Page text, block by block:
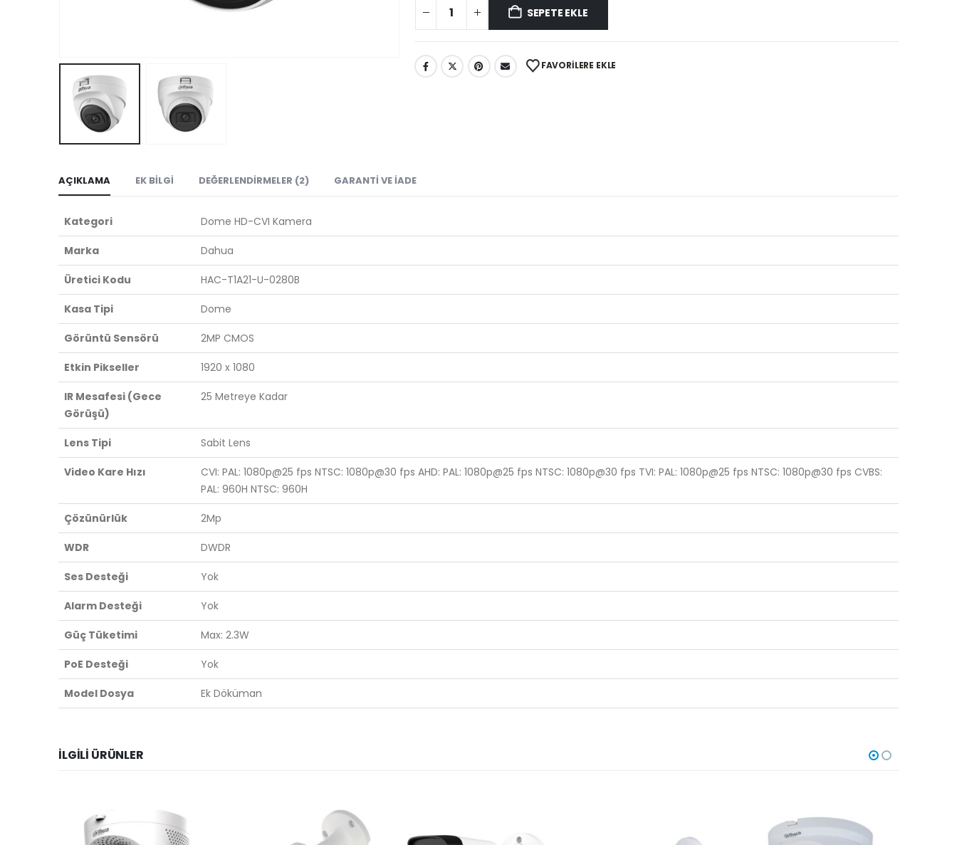
SEPETE EKLE
FAVORILERE EKLE
AÇIKLAMA EK BILGI DEĞERLENDIRMELER (2) GARANTI VE İADE
Kategori Dome HD-CVI Kamera
Marka Dahua
Üretici Kodu HAC-T1A21-U-0280B
Kasa Tipi Dome
Görüntü Sensörü 2MP CMOS
Etkin Pikseller 1920 x 1080
IR Mesafesi (Gece
Görüşü)
25 Metreye Kadar
Lens Tipi Sabit Lens
Video Kare Hızı
CVI: PAL: 1080p@25 fps NTSC: 1080p@30 fps AHD: PAL: 1080p@25 fps NTSC: 1080p@30 fps TVI: PAL: 1080p@25 fps NTSC: 1080p@30 fps CVBS:
PAL: 960H NTSC: 960H
Çözünürlük 2Mp
WDR DWDR
Ses Desteği Yok
Alarm Desteği Yok
Güç Tüketimi Max: 2.3W
PoE Desteği Yok
Model Dosya Ek Döküman
İLGILI ÜRÜNLER